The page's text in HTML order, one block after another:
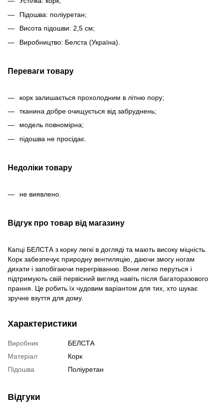
Підошва: поліуретан;
Висота підошви: 2,5 см;
Виробництво: Белста (Україна).
Переваги товару
корк залишається прохолодним в літню пору;
тканина добре очищується від забруднень;
модель повномірна;
підошва не просідає.
Недоліки товару
не виявлено.
Відгук про товар від магазину
Капці БЕЛСТА з корку легкі в догляді та мають високу міцність.
Корк забезпечує природну вентиляцію, даючи змогу ногам
дихати і запобігаючи перегріванню. Вони легко перуться і
підтримують свій первісний вигляд навіть після багаторазового
прання. Це робить їх чудовим варіантом для тих, хто шукає
зручне взуття для дому.
Характеристики
Виробник
БЕЛСТА
Матеріал
Корк
Підошва
Поліуретан
Відгуки